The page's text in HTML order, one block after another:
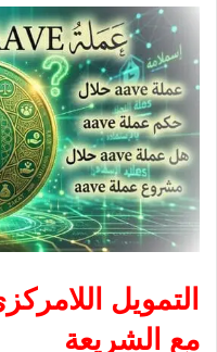
مع الشريعة